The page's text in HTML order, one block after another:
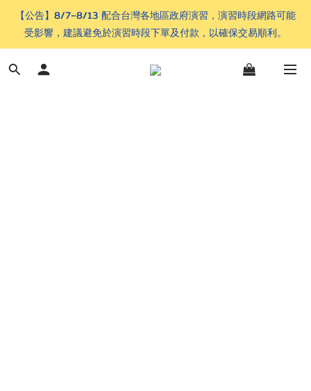
【公告】8/7–8/13 配合台灣各地區政府演習，演習時段網路可能
受影響，建議避免於演習時段下單及付款，以確保交易順利。